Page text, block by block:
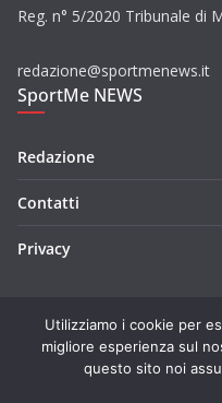
Reg. n° 5/2020 Tribunale di
redazione@sportmenews.it
SportMe NEWS
Redazione
Contatti
Privacy
Copyright © 2026
di
Utilizziamo i cookie per
migliore esperienza sul
questo sito noi